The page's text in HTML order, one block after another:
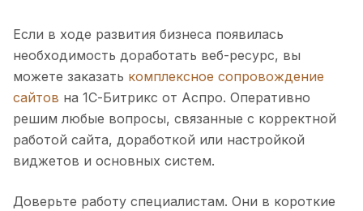
Если в ходе развития бизнеса появилась
необходимость доработать веб-ресурс, вы
можете заказать комплексное сопровождение
сайтов на 1С-Битрикс от Аспро. Оперативно
решим любые вопросы, связанные с корректной
работой сайта, доработкой или настройкой
виджетов и основных систем.
Доверьте работу специалистам. Они в короткие